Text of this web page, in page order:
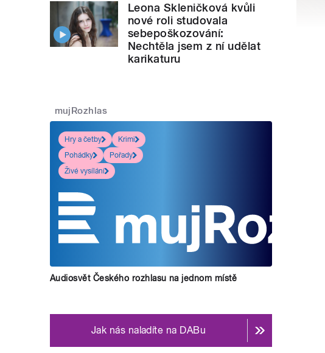
Leona Skleničková kvůli
nové roli studovala
sebepoškozování:
Nechtěla jsem z ní udělat
karikaturu
mujRozhlas
Hry a četby
Krimi
Pohádky
Pořady
Živé vysílání
Audiosvět Českého rozhlasu na jednom místě
Jak nás naladíte na DABu